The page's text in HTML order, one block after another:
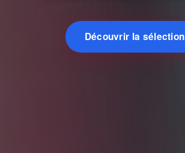
Découvrir la sélection